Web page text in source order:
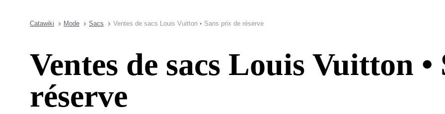
Catawiki Mode Sacs Ventes de sacs Louis Vuitton • Sans prix de réserve
Ventes de sacs Louis Vuitton
réserve